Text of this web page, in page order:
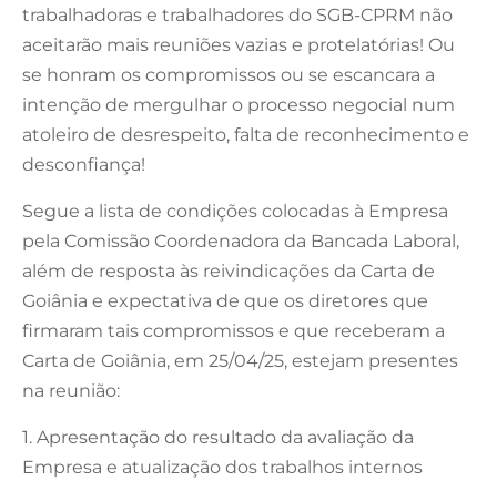
trabalhadoras e trabalhadores do SGB-CPRM não
aceitarão mais reuniões vazias e protelatórias! Ou
se honram os compromissos ou se escancara a
intenção de mergulhar o processo negocial num
atoleiro de desrespeito, falta de reconhecimento e
desconfiança!
Segue a lista de condições colocadas à Empresa
pela Comissão Coordenadora da Bancada Laboral,
além de resposta às reivindicações da Carta de
Goiânia e expectativa de que os diretores que
firmaram tais compromissos e que receberam a
Carta de Goiânia, em 25/04/25, estejam presentes
na reunião:
1. Apresentação do resultado da avaliação da
Empresa e atualização dos trabalhos internos